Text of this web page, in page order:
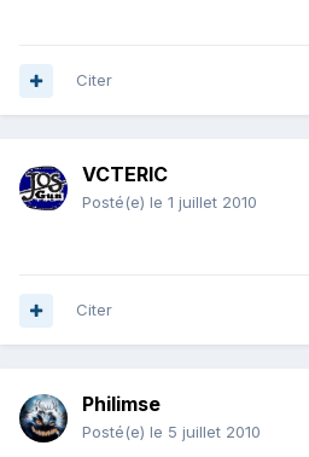
Citer
VCTERIC
Posté(e) le 1 juillet 2010
Citer
Philimse
Posté(e) le 5 juillet 2010